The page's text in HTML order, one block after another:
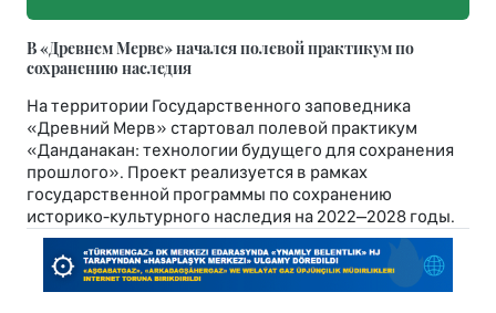
В «Древнем Мерве» начался полевой практикум по
сохранению наследия
На территории Государственного заповедника
«Древний Мерв» стартовал полевой практикум
«Данданакан: технологии будущего для сохранения
прошлого». Проект реализуется в рамках
государственной программы по сохранению
историко-культурного наследия на 2022–2028 годы.